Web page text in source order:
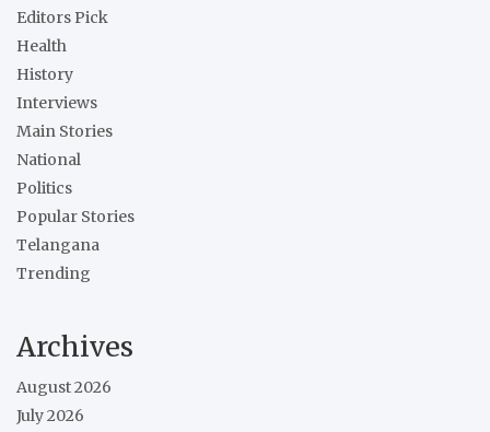
Editors Pick
Health
History
Interviews
Main Stories
National
Politics
Popular Stories
Telangana
Trending
Archives
August 2026
July 2026